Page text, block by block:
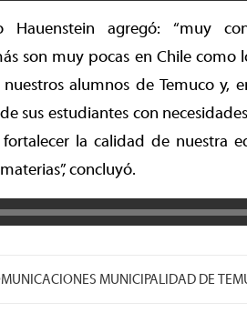
Hauenstein agregó: “muy
son muy pocas en Chile como
alumnos de Temuco y,
sus estudiantes con
fortalecer la calidad de nuestra
concluyó.
MUNICIPALIDAD DE